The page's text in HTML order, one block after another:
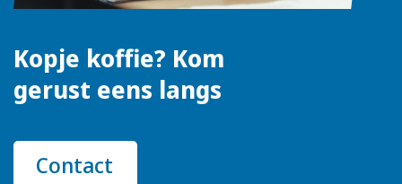
Kopje koffie? Kom
gerust eens langs
Contact